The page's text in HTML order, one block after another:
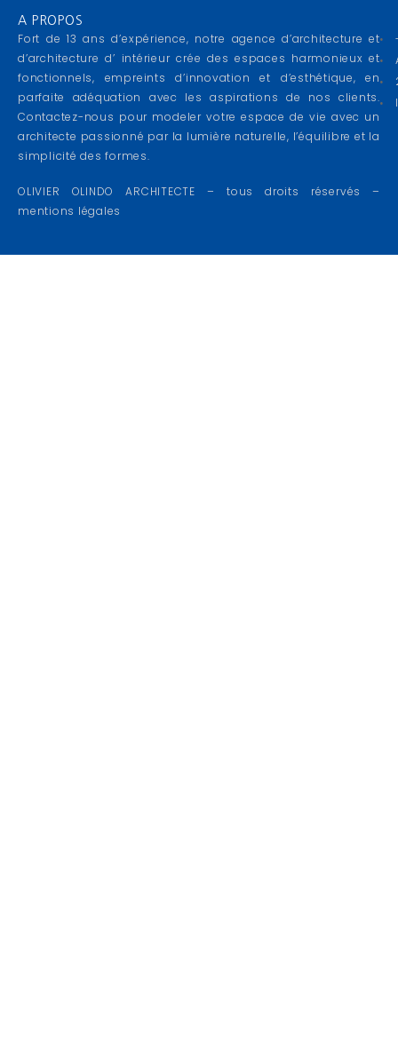
A PROPOS
Fort de 13 ans d’expérience, notre agence d’architecture et
d’architecture d’ intérieur crée des espaces harmonieux et
fonctionnels, empreints d’innovation et d’esthétique, en
parfaite adéquation avec les aspirations de nos clients.
Contactez-nous pour modeler votre espace de vie avec un
architecte passionné par la lumière naturelle, l’équilibre et la
simplicité des formes.
OLIVIER OLINDO ARCHITECTE – tous droits réservés –
mentions légales